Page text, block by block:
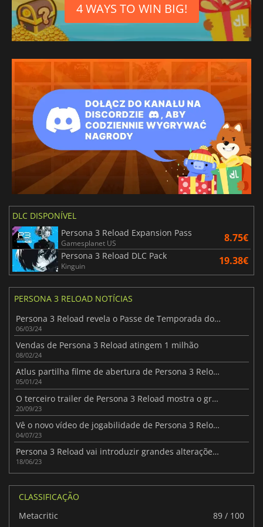
Espanhol mexicano4 WAYS TO WIN BIG!
DLC DISPONÍVEL
Persona 3 Reload Expansion Pass
Gamesplanet US 8.75€
Persona 3 Reload DLC Pack
Kinguin 19.38€
PERSONA 3 RELOAD NOTÍCIAS
Persona 3 Reload revela o Passe de Temporada do jogo
06/03/24
Vendas de Persona 3 Reload atingem 1 milhão
08/02/24
Atlus partilha filme de abertura de Persona 3 Reload
05/01/24
O terceiro trailer de Persona 3 Reload mostra o grupo antagónico
20/09/23
Vê o novo vídeo de jogabilidade de Persona 3 Reload
04/07/23
Persona 3 Reload vai introduzir grandes alterações nas ligações sociais
18/06/23
CLASSIFICAÇÃO
Metacritic
89 / 100